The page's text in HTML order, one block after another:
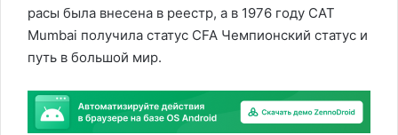
расы была внесена в реестр, а в 1976 году CAT
Mumbai получила статус CFA Чемпионский статус и
путь в большой мир.